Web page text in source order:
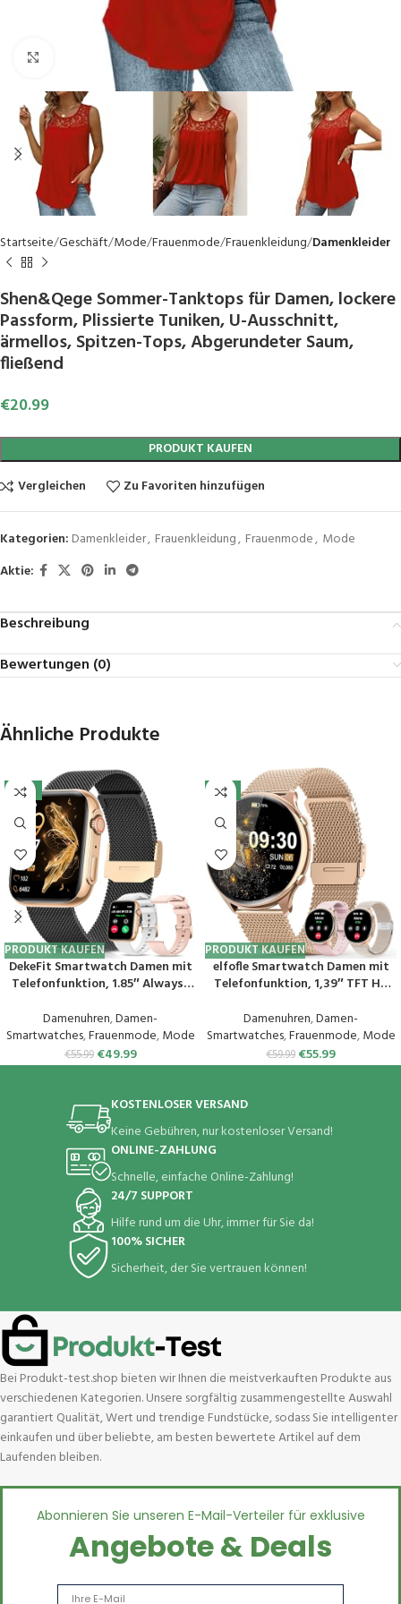
Click to enlarge
Startseite Geschäft Mode Frauenmode Frauenkleidung Damenkleider
Shen&Qege Sommer-Tanktops für Damen, lockere
Passform, Plissierte Tuniken, U-Ausschnitt,
ärmellos, Spitzen-Tops, Abgerundeter Saum,
fließend
€20.99
PRODUKT KAUFEN
Vergleichen
Zu Favoriten hinzufügen
Kategorien: Damenkleider, Frauenkleidung, Frauenmode, Mode
Aktie:
Beschreibung
Bewertungen (0)
Ähnliche Produkte
-11%
PRODUKT KAUFEN
DekeFit Smartwatch Damen mit
Telefonfunktion, 1.85″ Always-
mit
Schlafmonitor/Herzfrequenz/Sp
O2, 120+ Sportuhr IP68
Wasserdicht für iOS Android
Damenuhren,Damen-
Smartwatches,Frauenmode,Mode
€55.99 €49.99
-7%
PRODUKT KAUFEN
elfofle Smartwatch Damen mit
Telefonfunktion, 1,39″ TFT HD
mit 120 Sport SpO2 Pulsuhr
Menstruationszyklus
Schlafmonitor,Armbanduhr für
iOS Android Rosa Gold
Damenuhren,Damen-
Smartwatches,Frauenmode,Mode
€59.99 €55.99
KOSTENLOSER VERSAND
Keine Gebühren, nur kostenloser Versand!
ONLINE-ZAHLUNG
Schnelle, einfache Online-Zahlung!
24/7 SUPPORT
Hilfe rund um die Uhr, immer für Sie da!
100% SICHER
Sicherheit, der Sie vertrauen können!
Bei Produkt-test.shop bieten wir Ihnen die meistverkauften Produkte aus
verschiedenen Kategorien. Unsere sorgfältig zusammengestellte Auswahl
garantiert Qualität, Wert und trendige Fundstücke, sodass Sie intelligenter
einkaufen und über beliebte, am besten bewertete Artikel auf dem
Laufenden bleiben.
Abonnieren Sie unseren E-Mail-Verteiler für exklusive
Angebote & Deals